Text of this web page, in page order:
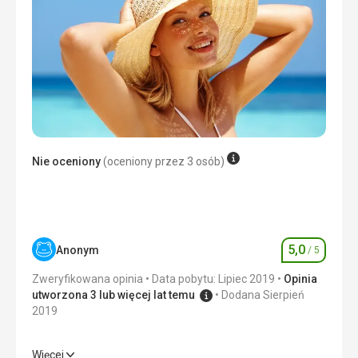
Usługi
Wszystko w porządku.
Ta recenzja została automatycznie przetłumaczona za
pomocą Google Translate
Wyżywienie
Dobry
Usługi
OK
Ta recenzja została automatycznie przetłumaczona za
pomocą Google Translate
Nie oceniony(oceniony przez 3 osób)
Anonym Ocena
5,0 / 5
Zweryfikowana opinia Data pobytu: Lipiec 2019
Opinia
utworzona 3 lub więcej lat temu
Dodana Sierpień
2019
Więcej